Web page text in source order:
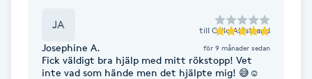
Coachning
bli hemskickad av vården utan att ens komma i
närheten av nålen till att nu kunnat ta mina
som kom var av lycka! Jag kan varmt
rekommendera ett besök hos Calle!
JA till Calle Ahlstrand
Josephine A. för 9 månader sedan
Fick väldigt bra hjälp med mitt rökstopp! Vet
inte vad som hände men det hjälpte mig! 😅☺️